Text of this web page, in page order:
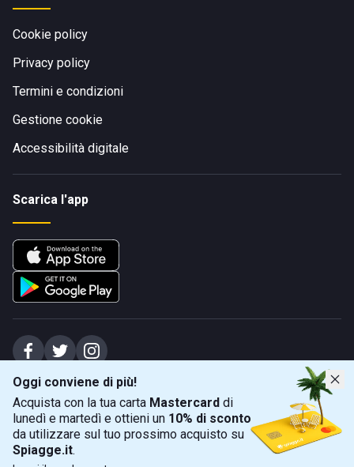
Oggi conviene di più!
Acquista con la tua carta Mastercard di
lunedì e martedì e ottieni un 10% di sconto
da utilizzare sul tuo prossimo acquisto su
Spiagge.it.
Cookie policy
Privacy policy
Termini e condizioni
Gestione cookie
Accessibilità digitale
Scarica l'app
Spiagge Srl - Sede legale: Via Marecchiese 48, 47923 Rimini (RN), IT -
capitale sociale Euro 31245,57 - Iscritta al registro delle imprese di Rimini
Sede operativa: Via Flaminia 180, 47924 Rimini (RN), IT
+39 0541 772375
info@spiagge.it - p.i./c.f. 04536640404
© 2026 Spiagge Srl. Tutti i diritti riservati.